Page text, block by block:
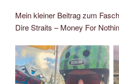
Mein kleiner Beitrag zum
Dire Straits – Money For